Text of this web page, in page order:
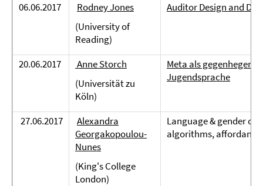
06.06.2017
Rodney Jones
(University of
Reading)
Auditor Design and
20.06.2017
Anne Storch
(Universität zu
Köln)
Meta als
Jugendsprache
27.06.2017
Alexandra
Georgakopoulou-
Nunes
(King's College
London)
Language & gender
algorithms,